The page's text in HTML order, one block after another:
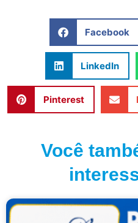
Facebook
LinkedIn
Pinterest
Você